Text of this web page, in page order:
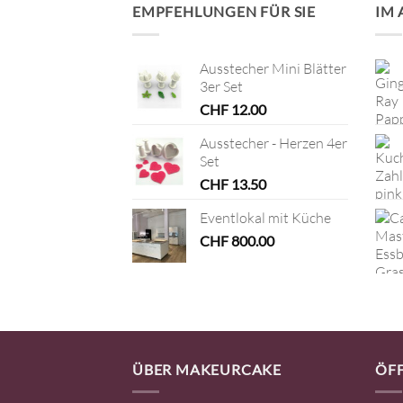
EMPFEHLUNGEN FÜR SIE
Ausstecher Mini Blätter
3er Set
CHF12.00
Ausstecher - Herzen 4er
Set
CHF13.50
Eventlokal mit Küche
CHF800.00
IM
ÜBER MAKEURCAKE